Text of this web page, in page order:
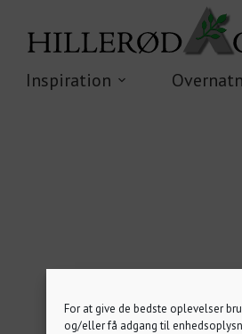
For at give de bedste oplevelser
og/eller få adgang til
Inspiration